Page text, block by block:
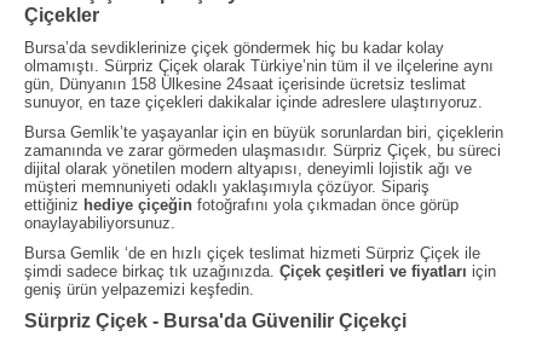
Çiçekler
Bursa’da sevdiklerinize çiçek göndermek hiç bu kadar kolay
olmamıştı. Sürpriz Çiçek olarak Türkiye’nin tüm il ve ilçelerine aynı
gün, Dünyanın 158 Ülkesine 24saat içerisinde ücretsiz teslimat
sunuyor, en taze çiçekleri dakikalar içinde adreslere ulaştırıyoruz.
Bursa Gemlik’te yaşayanlar için en büyük sorunlardan biri, çiçeklerin
zamanında ve zarar görmeden ulaşmasıdır. Sürpriz Çiçek, bu süreci
dijital olarak yönetilen modern altyapısı, deneyimli lojistik ağı ve
müşteri memnuniyeti odaklı yaklaşımıyla çözüyor. Sipariş
ettiğiniz hediye çiçeğin fotoğrafını yola çıkmadan önce görüp
onaylayabiliyorsunuz.
Bursa Gemlik ‘de en hızlı çiçek teslimat hizmeti Sürpriz Çiçek ile
şimdi sadece birkaç tık uzağınızda. Çiçek çeşitleri ve fiyatları için
geniş ürün yelpazemizi keşfedin.
Sürpriz Çiçek - Bursa'da Güvenilir Çiçekçi